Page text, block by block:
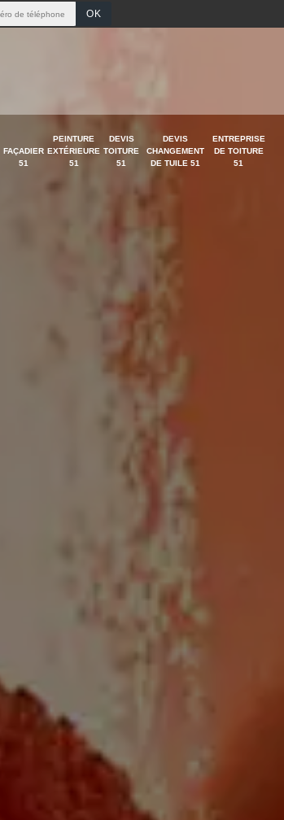
FAÇADIER
51
PEINTURE
EXTÉRIEURE
51
DEVIS
TOITURE
51
DEVIS
CHANGEMENT
DE TUILE 51
ENTREPRISE
DE TOITURE
51